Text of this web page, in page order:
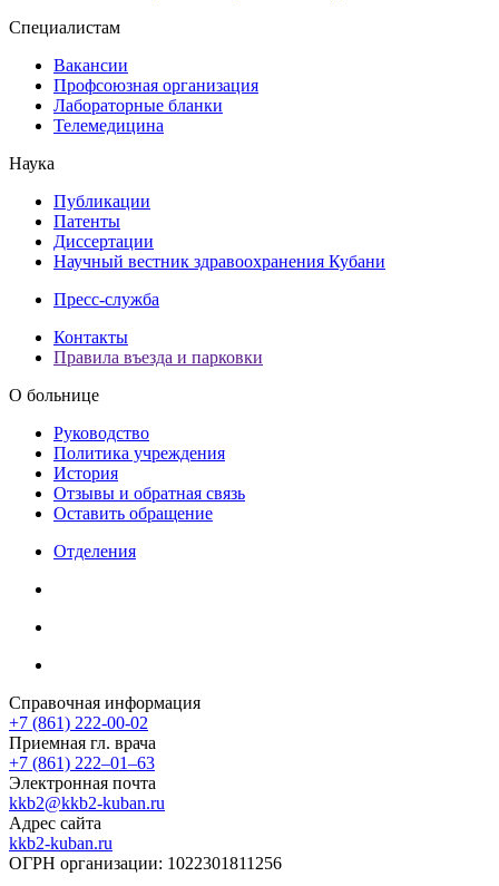
Специалистам
Вакансии
Профсоюзная организация
Лабораторные бланки
Телемедицина
Наука
Публикации
Патенты
Диссертации
Научный вестник здравоохранения Кубани
Пресс-служба
Контакты
Правила въезда и парковки
О больнице
Руководство
Политика учреждения
История
Отзывы и обратная связь
Оставить обращение
Отделения
Справочная информация
+7 (861) 222-00-02
Приемная гл. врача
+7 (861) 222‒01‒63
Электронная почта
kkb2@kkb2-kuban.ru
Адрес сайта
kkb2-kuban.ru
ОГРН организации: 1022301811256